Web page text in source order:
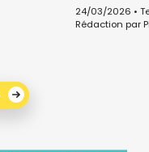
24/03/2026 •
Rédaction par